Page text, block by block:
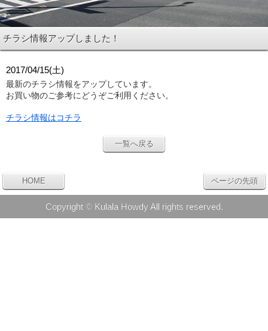
チラシ情報アップしました！
2017/04/15(土)
最新のチラシ情報をアップしています。
お買い物のご参考にどうぞご利用ください。
チラシ情報はコチラ
一覧へ戻る
HOME ページの先頭
Copyright © Kulala Howdy All rights reserved.